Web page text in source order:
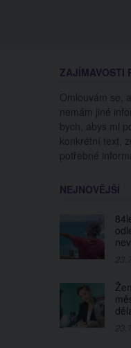
ZAJÍMAVOSTI
Omlouvám se,
nemám jiné
bych, abys mi
konkrétní text,
potřebné
NEJNOVĚJŠÍ